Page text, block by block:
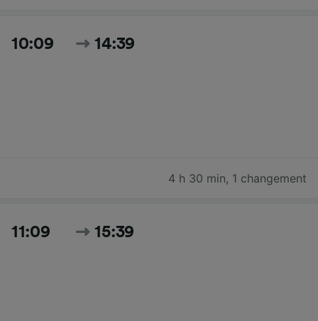
10:09 14:39
4 h 30 min, 1 changement
11:09 15:39